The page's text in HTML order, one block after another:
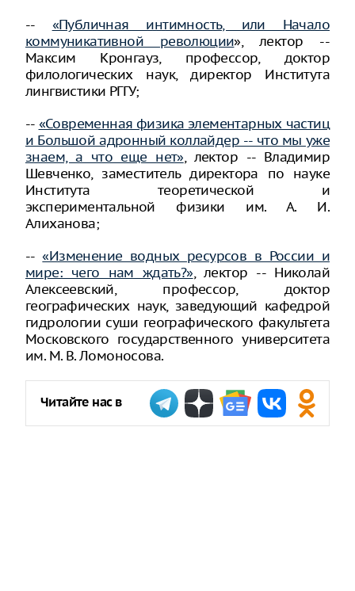
-- «Публичная интимность, или Начало
коммуникативной революции», лектор --
Максим Кронгауз, профессор, доктор
филологических наук, директор Института
лингвистики РГГУ;
-- «Современная физика элементарных частиц
и Большой адронный коллайдер -- что мы уже
знаем, а что еще нет», лектор -- Владимир
Шевченко, заместитель директора по науке
Института теоретической и
экспериментальной физики им. А. И.
Алиханова;
--«Изменение водных ресурсов в России и
мире: чего нам ждать?», лектор -- Николай
Алексеевский, профессор, доктор
географических наук, заведующий кафедрой
гидрологии суши географического факультета
Московского государственного университета
им. М. В. Ломоносова.
Читайте нас в